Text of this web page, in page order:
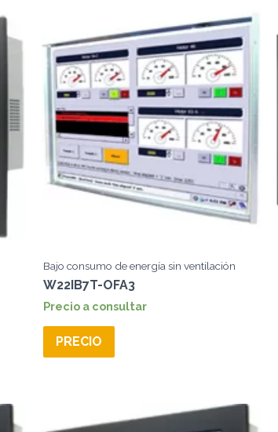
Bajo consumo de energía sin ventilación
W22IB7T-OFA3
Precio a consultar
PRECIO